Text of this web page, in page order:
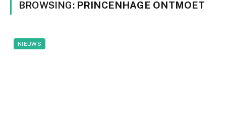
BROWSING: PRINCENHAGE ONTMOET
NIEUWS